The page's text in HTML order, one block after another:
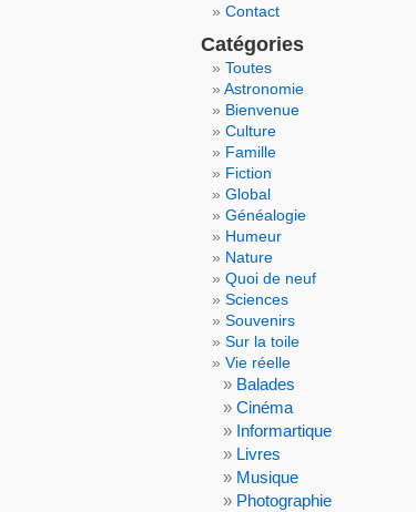
Contact
Catégories
Toutes
Astronomie
Bienvenue
Culture
Famille
Fiction
Global
Généalogie
Humeur
Nature
Quoi de neuf
Sciences
Souvenirs
Sur la toile
Vie réelle
Balades
Cinéma
Informartique
Livres
Musique
Photographie